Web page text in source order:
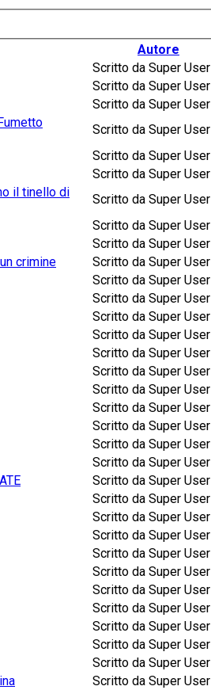
Autore
Scritto da Super User
Scritto da Super User
Scritto da Super User
Scritto da Super User
Scritto da Super User
Scritto da Super User
il tinello di
Scritto da Super User
Scritto da Super User
Scritto da Super User
crimine
Scritto da Super User
Scritto da Super User
Scritto da Super User
Scritto da Super User
Scritto da Super User
Scritto da Super User
Scritto da Super User
Scritto da Super User
Scritto da Super User
Scritto da Super User
Scritto da Super User
Scritto da Super User
Scritto da Super User
Scritto da Super User
Scritto da Super User
Scritto da Super User
Scritto da Super User
Scritto da Super User
Scritto da Super User
Scritto da Super User
Scritto da Super User
Scritto da Super User
Scritto da Super User
Scritto da Super User